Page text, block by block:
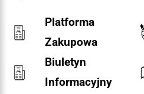
Platforma
Zakupowa
Biuletyn
Informacyjny